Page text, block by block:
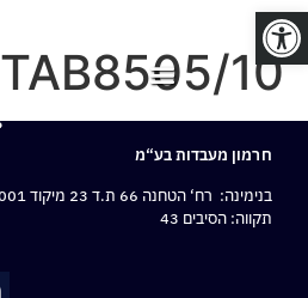
פתח סרגל נגישות
TAB8505/10
חרמון מעבדות בע“מ
בנימינה: רח‘ הטחנה 66 ת.ד 23 מיקוד 3055001,
תקווה: הסיבים 43